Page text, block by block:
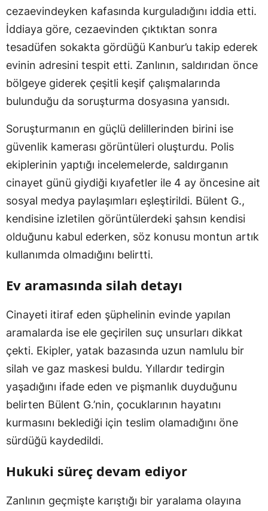
cezaevindeyken kafasında kurguladığını iddia etti.
İddiaya göre, cezaevinden çıktıktan sonra
tesadüfen sokakta gördüğü Kanbur’u takip ederek
evinin adresini tespit etti. Zanlının, saldırıdan önce
bölgeye giderek çeşitli keşif çalışmalarında
bulunduğu da soruşturma dosyasına yansıdı.
Soruşturmanın en güçlü delillerinden birini ise
güvenlik kamerası görüntüleri oluşturdu. Polis
ekiplerinin yaptığı incelemelerde, saldırganın
cinayet günü giydiği kıyafetler ile 4 ay öncesine ait
sosyal medya paylaşımları eşleştirildi. Bülent G.,
kendisine izletilen görüntülerdeki şahsın kendisi
olduğunu kabul ederken, söz konusu montun artık
kullanımda olmadığını belirtti.
Ev aramasında silah detayı
Cinayeti itiraf eden şüphelinin evinde yapılan
aramalarda ise ele geçirilen suç unsurları dikkat
çekti. Ekipler, yatak bazasında uzun namlulu bir
silah ve gaz maskesi buldu. Yıllardır tedirgin
yaşadığını ifade eden ve pişmanlık duyduğunu
belirten Bülent G.’nin, çocuklarının hayatını
kurmasını beklediği için teslim olamadığını öne
sürdüğü kaydedildi.
Hukuki süreç devam ediyor
Zanlının geçmişte karıştığı bir yaralama olayına